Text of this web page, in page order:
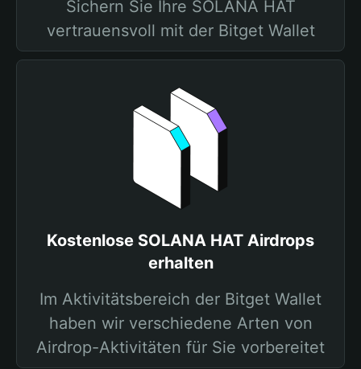
Sichern Sie Ihre SOLANA HAT
vertrauensvoll mit der Bitget Wallet
Kostenlose SOLANA HAT Airdrops
erhalten
Im Aktivitätsbereich der Bitget Wallet
haben wir verschiedene Arten von
Airdrop-Aktivitäten für Sie vorbereitet